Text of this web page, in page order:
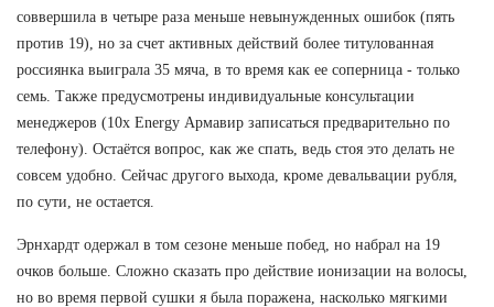
соввершила в четыре раза меньше невынужденных ошибок (пять
против 19), но за счет активных действий более титулованная
россиянка выиграла 35 мяча, в то время как ее соперница - только
семь. Также предусмотрены индивидуальные консультации
менеджеров (10x Energy Армавир записаться предварительно по
телефону). Остаётся вопрос, как же спать, ведь стоя это делать не
совсем удобно. Сейчас другого выхода, кроме девальвации рубля,
по сути, не остается.
Эрнхардт одержал в том сезоне меньше побед, но набрал на 19
очков больше. Сложно сказать про действие ионизации на волосы,
но во время первой сушки я была поражена, насколько мягкими